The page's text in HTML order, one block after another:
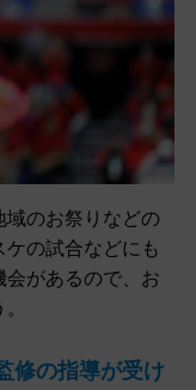
域のお祭りなどの
の試合などにも
会があるので、お
修の指導が受け